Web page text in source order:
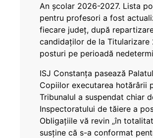
An școlar 2026-2027. Lista
pentru profesori a fost
fiecare județ, după
candidaților de la Titularizare
posturi pe perioadă
ISJ Constanța pasează
Copiilor executarea hotărârii
Tribunalul a suspendat chiar
Inspectoratului de tăiere a
Obligațiile vă revin „în
susține că s-a conformat